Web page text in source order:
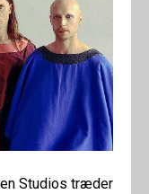
Studios træder